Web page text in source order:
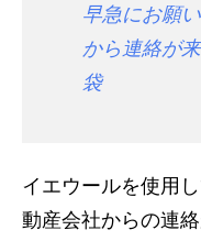
早急にお願
から連絡が
袋
イエウールを使用
動産会社からの連